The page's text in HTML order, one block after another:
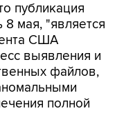
публикация
8 мая, "является
США
выявления и
файлов,
полной